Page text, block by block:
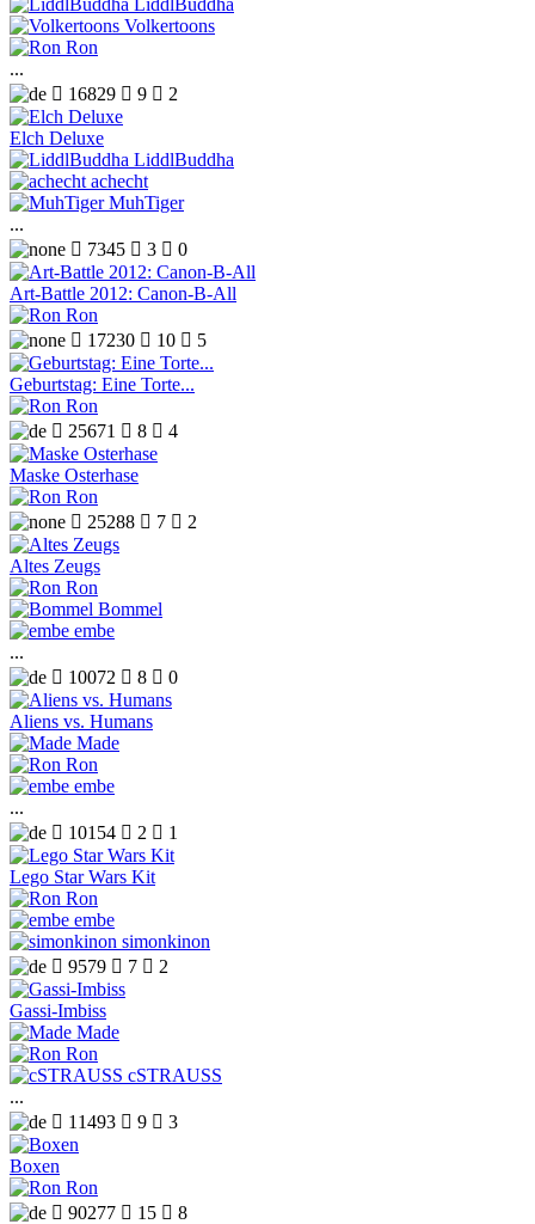
Volkertoons
Ron
...
 16829  9  2
Elch Deluxe
LiddlBuddha
achecht
MuhTiger
...
 7345  3  0
Art-Battle 2012: Canon-B-All
Ron
 17230  10  5
Geburtstag: Eine Torte...
Ron
 25671  8  4
Maske Osterhase
Ron
 25288  7  2
Altes Zeugs
Ron
Bommel
embe
...
 10072  8  0
Aliens vs. Humans
Made
Ron
embe
...
 10154  2  1
Lego Star Wars Kit
Ron
embe
simonkinon
 9579  7  2
Gassi-Imbiss
Made
Ron
cSTRAUSS
...
 11493  9  3
Boxen
Ron
 90277  15  8